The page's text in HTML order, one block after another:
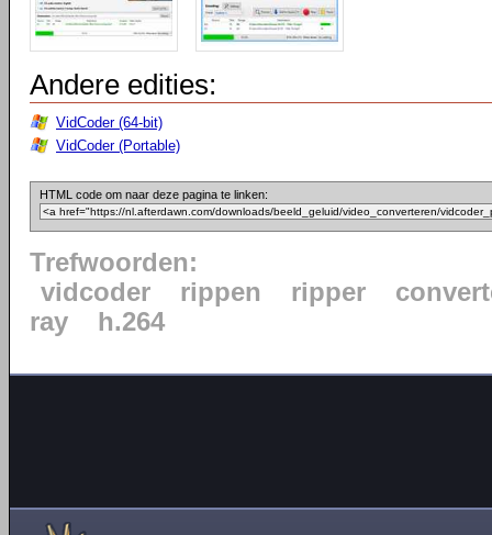
Andere edities:
VidCoder (64-bit)
VidCoder (Portable)
HTML code om naar deze pagina te linken:
Trefwoorden:
vidcoder
rippen ripper
ray
h.264